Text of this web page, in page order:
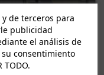
de terceros para
publicidad
el análisis de
consentimiento
TODO.